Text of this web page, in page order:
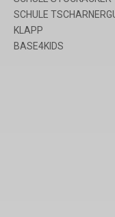
SCHULE
KLAPP
BASE4KIDS